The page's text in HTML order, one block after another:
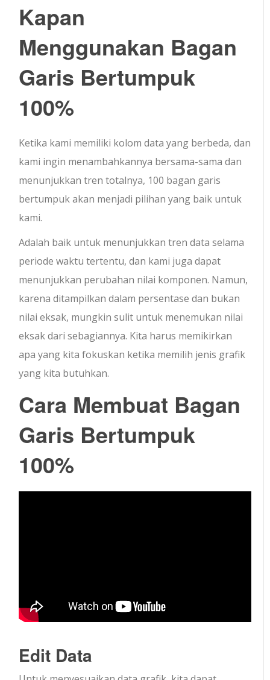
Kapan
Menggunakan Bagan
Garis Bertumpuk
100%
Ketika kami memiliki kolom data yang berbeda, dan
kami ingin menambahkannya bersama-sama dan
menunjukkan tren totalnya, 100 bagan garis
bertumpuk akan menjadi pilihan yang baik untuk
kami.
Adalah baik untuk menunjukkan tren data selama
periode waktu tertentu, dan kami juga dapat
menunjukkan perubahan nilai komponen. Namun,
karena ditampilkan dalam persentase dan bukan
nilai eksak, mungkin sulit untuk menemukan nilai
eksak dari sebagiannya. Kita harus memikirkan
apa yang kita fokuskan ketika memilih jenis grafik
yang kita butuhkan.
Cara Membuat Bagan
Garis Bertumpuk
100%
Edit Data